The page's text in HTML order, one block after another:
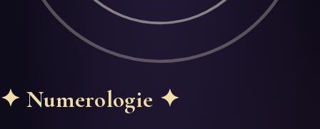
Numérologie
✦ Numerologie ✦